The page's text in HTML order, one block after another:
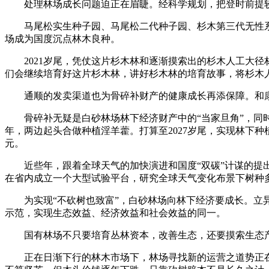
处理林场成长问题迫正在眉睫。经科学规划，把登时前提
马尾松实生种子园、马尾松二代种子园、杉木第三代无性
场成为国度沉点林木良种。
2021岁尾，凭仗这片杉木林和逐渐摸索出的杉木人工大径
们会继续培育好这片杉木林，讲好杉木林的培育故事，将杉
通顺的发卖渠道也为骨碎补财产的健康成长再添保障。和
骨碎补无疑是白砂林场林下经济财产中的“当家旦角”，同
年，两边起头合做种植淫羊藿。打算至2027岁尾，实现林下
元。
近些年，跟着全球天气的加快演进和国度“双碳”计谋的提
在省内成立一个大型试验平台，研究全球天气变化布景下树种
为实现“不砍树也致富”，白砂林场向林下经济要成长。立
示范，实现生态效益、经济效益和社会效益的同一。
国有林场不只要培育丛林资本，改善生态，还要摸索生态
正在日渐下行的林木市场下，林场寻找新的运营之道势正